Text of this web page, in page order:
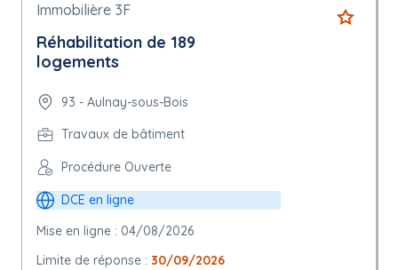
Immobilière 3F
Réhabilitation de 189
logements
93 - Aulnay-sous-Bois
Travaux de bâtiment
Procédure Ouverte
DCE en ligne
Mise en ligne : 04/08/2026
Limite de réponse : 30/09/2026